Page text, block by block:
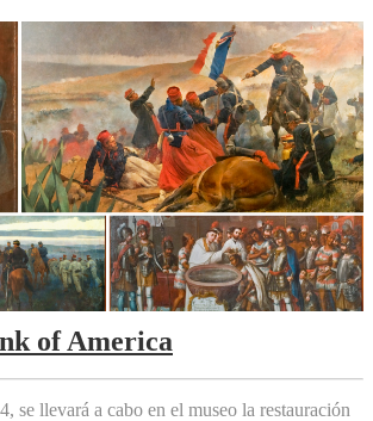
of America
se llevará a cabo en el museo la restauración